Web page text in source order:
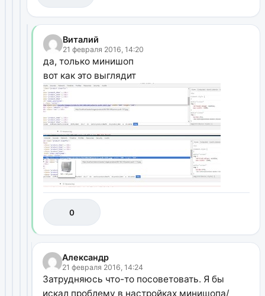
Виталий
21 февраля 2016, 14:20
да, только минишоп
вот как это выглядит
0
Александр
21 февраля 2016, 14:24
Затрудняюсь что-то посоветовать. Я бы
искал проблему в настройках минишопа/